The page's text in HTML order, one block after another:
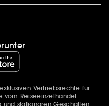
Vertriebsrechte für
vom Reiseeinzelhandel
stationären Geschäften